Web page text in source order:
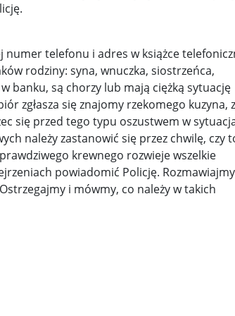
Petru nie wyklucza, że powstanie nowa part ...
obronił katedrę ... Odebrać zrzuty z „Chochli”
w USA ... Wojna Rosji z Ukrainą. Dzień
„Afgańczyk” od incydentu na granicy? Służ ...
nagrania, zapomniane skandale ...
numer telefonu i adres w książce
rodziny: syna, wnuczka, siostrzeńca,
banku, są chorzy lub mają ciężką sytuację
zgłasza się znajomy rzekomego kuzyna,
się przed tego typu oszustwem w
należy zastanowić się przez chwilę, czy
krewnego rozwieje wszelkie
powiadomić Policję.
i mówmy, co należy w takich